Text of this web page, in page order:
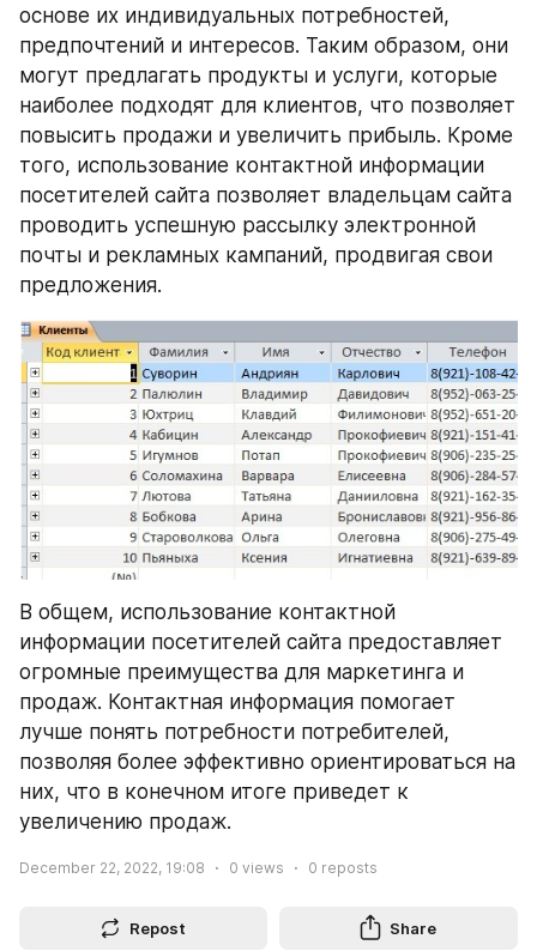
основе их индивидуальных потребностей,
предпочтений и интересов. Таким образом, они
могут предлагать продукты и услуги, которые
наиболее подходят для клиентов, что позволяет
повысить продажи и увеличить прибыль. Кроме
того, использование контактной информации
посетителей сайта позволяет владельцам сайта
проводить успешную рассылку электронной
почты и рекламных кампаний, продвигая свои
предложения.
В общем, использование контактной
информации посетителей сайта предоставляет
огромные преимущества для маркетинга и
продаж. Контактная информация помогает
лучше понять потребности потребителей,
позволяя более эффективно ориентироваться на
них, что в конечном итоге приведет к
увеличению продаж.
December 22, 2022, 19:08 0 views 0 reposts
Repost Share